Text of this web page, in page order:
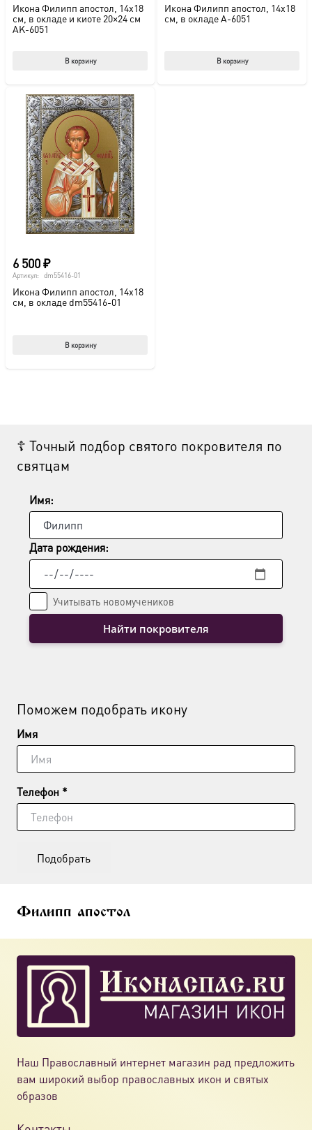
Икона Филипп апостол, 14х18
см, в окладе и киоте 20×24 см
AK-6051
В корзину
Икона Филипп апостол, 14х18
см, в окладе A-6051
В корзину
6 500₽
Артикул: dm55416-01
Икона Филипп апостол, 14х18
см, в окладе dm55416-01
В корзину
☦ Точный подбор святого покровителя по
святцам
Имя:
Дата рождения:
Учитывать новомучеников
Найти покровителя
Поможем подобрать икону
Имя
Телефон *
Подобрать
Филипп апостол
Наш Православный интернет магазин рад предложить
вам широкий выбор православных икон и святых
образов